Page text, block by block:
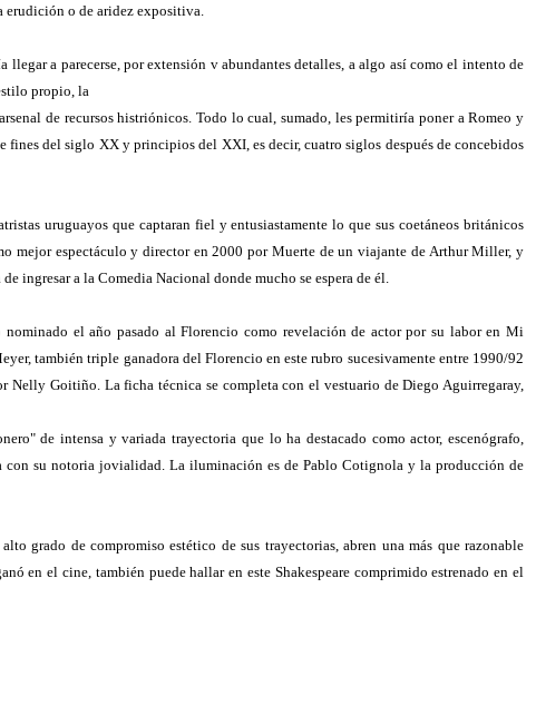
erudición o de aridez expositiva.
a parecerse, por extensión v abundantes detalles, a algo así como el intento de
propio, la
de recursos histriónicos. Todo lo cual, sumado, les permitiría poner a Romeo y
fines del siglo XX y principios del XXI, es decir, cuatro siglos después de concebidos
uruguayos que captaran fiel y entusiastamente lo que sus coetáneos británicos
mejor espectáculo y director en 2000 por Muerte de un viajante de Arthur Miller, y
ingresar a la Comedia Nacional donde mucho se espera de él.
el año pasado al Florencio como revelación de actor por su labor en Mi
también triple ganadora del Florencio en este rubro sucesivamente entre 1990/92
Goitiño. La ficha técnica se completa con el vestuario de Diego Aguirregaray,
de intensa y variada trayectoria que lo ha destacado como actor, escenógrafo,
con su notoria jovialidad. La iluminación es de Pablo Cotignola y la producción de
grado de compromiso estético de sus trayectorias, abren una más que razonable
en el cine, también puede hallar en este Shakespeare comprimido estrenado en el